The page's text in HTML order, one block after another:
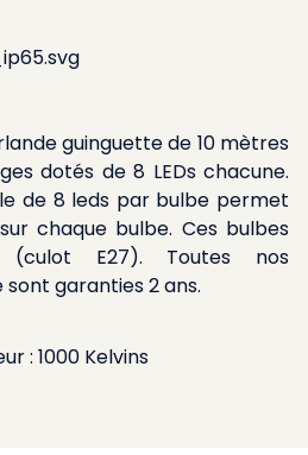
guinguette de 10 mètres
dotés de 8 LEDs chacune.
de 8 leds par bulbe permet
chaque bulbe. Ces bulbes
(culot E27). Toutes nos
garanties 2 ans.
: 1000 Kelvins